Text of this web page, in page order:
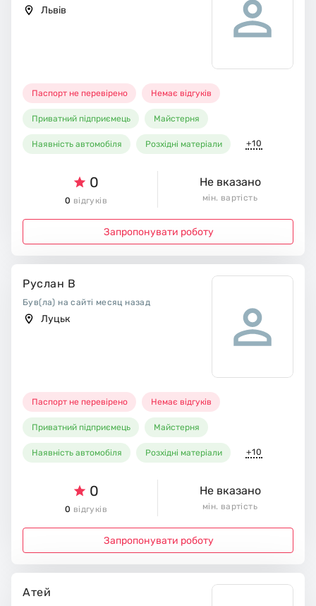
Львів
Паспорт не перевірено Немає відгуків
Приватний підприємець Майстерня
Наявність автомобіля Розхідні матеріали +10
0
0 відгуків
Не вказано
мін. вартість
Запропонувати роботу
Руслан В
Був(ла) на сайті месяц назад
Луцьк
Паспорт не перевірено Немає відгуків
Приватний підприємець Майстерня
Наявність автомобіля Розхідні матеріали +10
0
0 відгуків
Не вказано
мін. вартість
Запропонувати роботу
Атей